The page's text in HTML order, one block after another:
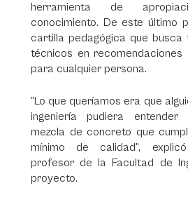
herramienta de
conocimiento. De este último
cartilla pedagógica que
técnicos en
para cualquier persona.
“Lo que queríamos era que
ingeniería pudiera
mezcla de concreto que
mínimo de calidad”,
profesor de la Facultad de
proyecto.